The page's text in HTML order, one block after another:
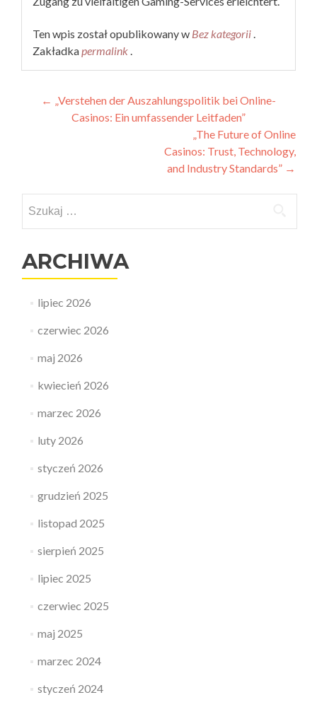
Ten wpis został opublikowany w Bez kategorii .
Zakładkapermalink .
Nawigacja
wpisu
← „Verstehen der Auszahlungspolitik bei Online-
Casinos: Ein umfassender Leitfaden”
„The Future of Online
Casinos: Trust, Technology,
and Industry Standards” →
ARCHIWA
lipiec 2026
czerwiec 2026
maj 2026
kwiecień 2026
marzec 2026
luty 2026
styczeń 2026
grudzień 2025
listopad 2025
sierpień 2025
lipiec 2025
czerwiec 2025
maj 2025
marzec 2024
styczeń 2024